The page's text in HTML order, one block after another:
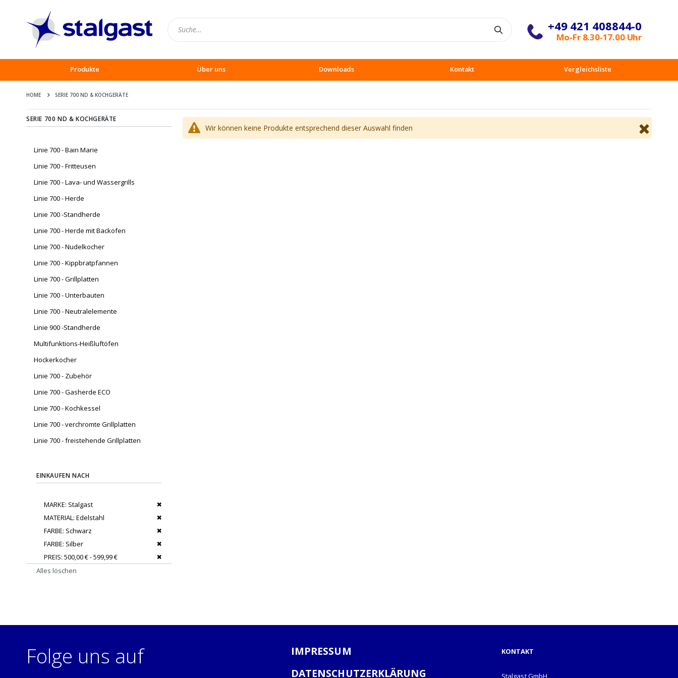
+49 421 408844-0
Mo-Fr 8.30-17.00 Uhr
Produkte Über uns Downloads Kontakt Vergleichsliste
HOME SERIE 700 ND & KOCHGERÄTE
Wir können keine Produkte entsprechend dieser Auswahl finden
SERIE 700 ND & KOCHGERÄTE
Linie 700 - Bain Marie
Linie 700 - Fritteusen
Linie 700 - Lava- und Wassergrills
Linie 700 - Herde
Linie 700 -Standherde
Linie 700 - Herde mit Backofen
Linie 700 - Nudelkocher
Linie 700 - Kippbratpfannen
Linie 700 - Grillplatten
Linie 700 - Unterbauten
Linie 700 - Neutralelemente
Linie 900 -Standherde
Multifunktions-Heißluftöfen
Hockerkocher
Linie 700 - Zubehör
Linie 700 - Gasherde ECO
Linie 700 - Kochkessel
Linie 700 - verchromte Grillplatten
Linie 700 - freistehende Grillplatten
EINKAUFEN NACH
MARKE Stalgast
Dies entfernen
MATERIAL Edelstahl
Dies entfernen
FARBE Schwarz
Dies entfernen
FARBE Silber
Dies entfernen
PREIS 500,00 € - 599,99 €
Dies entfernen
Alles löschen
Folge uns auf
IMPRESSUM
DATENSCHUTZERKLÄRUNG
KONTAKT
Stalgast GmbH